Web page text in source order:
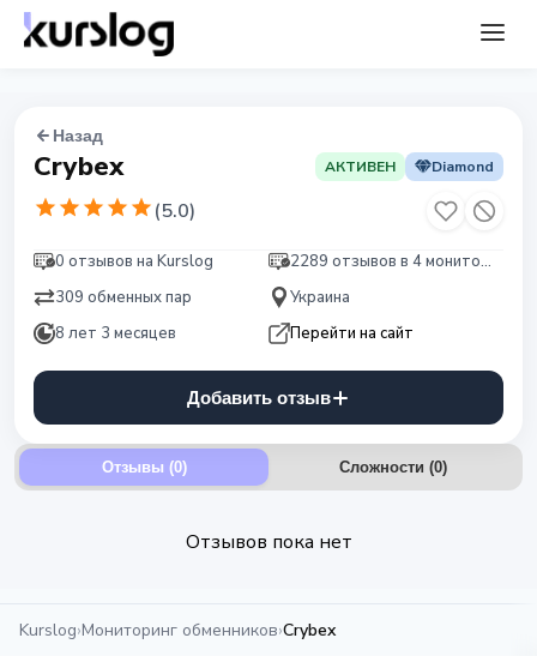
Назад
Crybex АКТИВЕН Diamond
(5.0)
0 отзывов на Kurslog
2289 отзывов в 4 мониторингах
309 обменных пар
Украина
8 лет 3 месяцев
Перейти на сайт
Добавить отзыв
Отзывы (0) Сложности (0)
Отзывов пока нет
Kurslog›Мониторинг обменников›Crybex